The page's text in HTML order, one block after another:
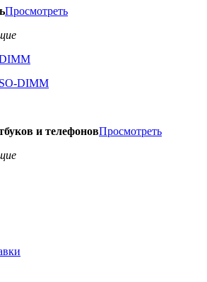
Просмотреть
DIMM
и телефоновПросмотреть